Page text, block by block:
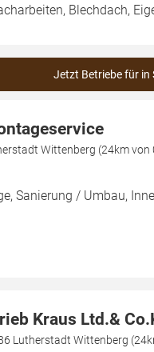
Blechdach,
Jetzt Betriebe für in
Wittenberg (24km von
Sanierung / Umbau,
Kraus Ltd.&
Lutherstadt Wittenberg